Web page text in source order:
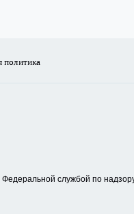
политика
службой по